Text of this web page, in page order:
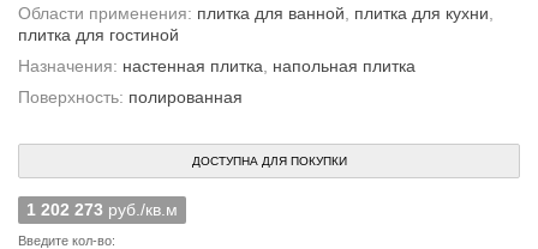
Области применения: плитка для ванной плитка для кухни
плитка для гостиной
Назначения: настенная плитка
напольная плитка
Поверхность: полированная
ДОСТУПНА ДЛЯ ПОКУПКИ
1 202 273 руб./кв.м
Введите кол-во: